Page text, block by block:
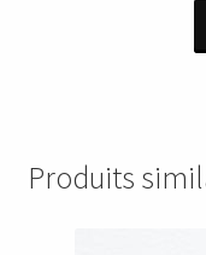
Produits